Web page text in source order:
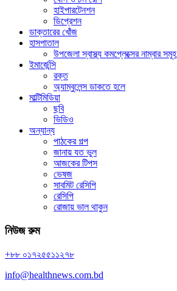
হাইপারটেনশন
ডিপ্রেশন
ডাক্তারের খোঁজ
হাসপাতাল
উপজেলা স্বাস্থ্য কমপ্লেক্সের নাম্বার সমূহ
ইমার্জেন্সি
রক্ত
অ্যাম্বুলেন্স ডাকতে হলে
মাল্টিমিডিয়া
ছবি
ভিডিও
অন্যান্য
পাঠকের গল্প
জানায় যত ভুল
আজকের টিপস
ভেষজ
সাবমিট রেসিপি
রেসিপি
রোজায় ভাল থাকুন
নিউজ রুম
+৮৮ ০১৭২৫৫১১২৭৮
info@healthnews.com.bd